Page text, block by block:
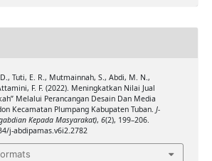
Tuti, E. R., Mutmainnah, S., Abdi, M. N.,
F. F. (2022). Meningkatkan Nilai Jual
Melalui Perancangan Desain Dan Media
Kecamatan Plumpang Kabupaten Tuban. J-
Kepada Masyarakat), 6(2), 199–206.
j-abdipamas.v6i2.2782